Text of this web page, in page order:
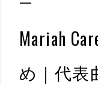
Mariah
め｜代表